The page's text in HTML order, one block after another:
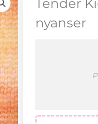
Tender
nyanser